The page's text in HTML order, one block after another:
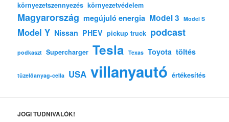
környezetszennyezés környezetvédelem
Magyarország megújuló energia Model 3 Model S
Model Y Nissan PHEV pickup truck podcast
podkaszt Supercharger Tesla Texas Toyota töltés
tüzelőanyag-cella USA villanyautó értékesítés
JOGI TUDNIVALÓK!